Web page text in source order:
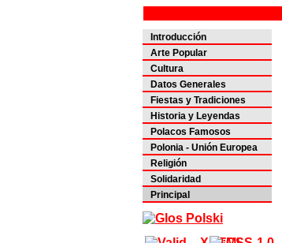
Introducción
Arte Popular
Cultura
Datos Generales
Fiestas y Tradiciones
Historia y Leyendas
Polacos Famosos
Polonia - Unión Europea
Religión
Solidaridad
Principal